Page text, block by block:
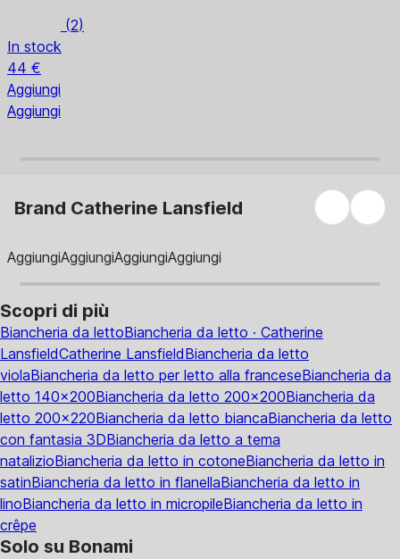
(2)
In stock
44 €
Aggiungi
Aggiungi
Brand Catherine Lansfield
AggiungiAggiungiAggiungiAggiungi
Scopri di più
Biancheria da lettoBiancheria da letto · Catherine
LansfieldCatherine LansfieldBiancheria da letto
violaBiancheria da letto per letto alla franceseBiancheria da
letto 140x200Biancheria da letto 200x200Biancheria da
letto 200x220Biancheria da letto biancaBiancheria da letto
con fantasia 3DBiancheria da letto a tema
natalizioBiancheria da letto in cotoneBiancheria da letto in
satinBiancheria da letto in flanellaBiancheria da letto in
linoBiancheria da letto in micropileBiancheria da letto in
crêpe
Solo su Bonami